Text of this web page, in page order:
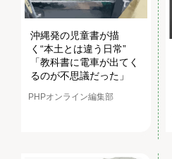
沖縄発の児童書が描
く“本土とは違う日常”
「教科書に電車が出てく
るのが不思議だった」
PHPオンライン編集部